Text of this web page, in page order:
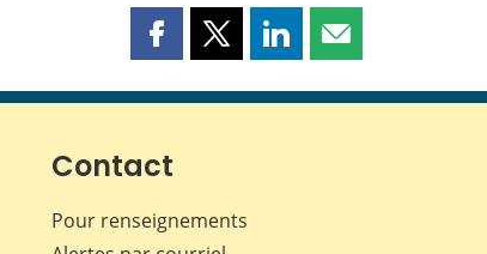
Partager
page
Facebook
Partager
page
Partager
page
Partager
page
Contact
Pour renseignements